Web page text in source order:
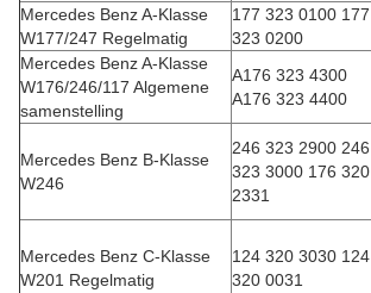
Mercedes Benz A-Klasse
W177/247 Regelmatig
177 323 0100 177
323 0200
Mercedes Benz A-Klasse
W176/246/117 Algemene
samenstelling
A176 323 4300
A176 323 4400
Mercedes Benz B-Klasse
W246
246 323 2900 246
323 3000 176 320
2331
Mercedes Benz C-Klasse
W201 Regelmatig
124 320 3030 124
320 0031